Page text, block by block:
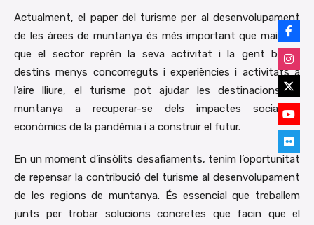
Actualment, el paper del turisme per al desenvolupament
de les àrees de muntanya és més important que mai. Ara
que el sector reprèn la seva activitat i la gent busca
destins menys concorreguts i experiències i activitats a
l’aire lliure, el turisme pot ajudar les destinacions de
muntanya a recuperar-se dels impactes socials i
econòmics de la pandèmia i a construir el futur.
En un moment d’insòlits desafiaments, tenim l’oportunitat
de repensar la contribució del turisme al desenvolupament
de les regions de muntanya. És essencial que treballem
junts per trobar solucions concretes que facin que el